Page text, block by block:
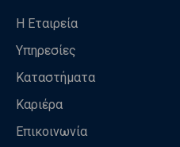
Η Εταιρεία
Υπηρεσίες
Καταστήματα
Καριέρα
Επικοινωνία